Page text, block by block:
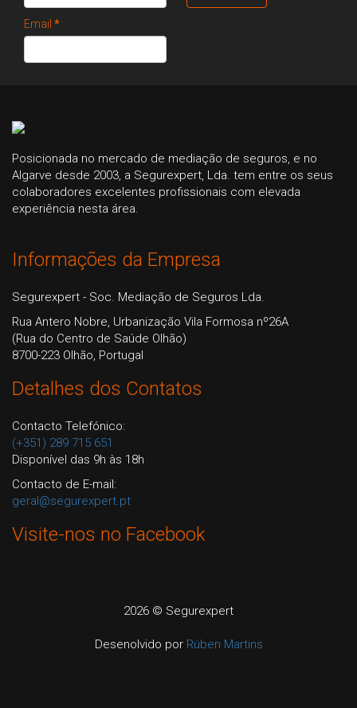
Email *
Posicionada no mercado de mediação de seguros, e no
Algarve desde 2003, a Segurexpert, Lda. tem entre os seus
colaboradores excelentes profissionais com elevada
experiência nesta área.
Informações da Empresa
Segurexpert - Soc. Mediação de Seguros Lda.
Rua Antero Nobre, Urbanização Vila Formosa nº26A
(Rua do Centro de Saúde Olhão)
8700-223 Olhão, Portugal
Detalhes dos Contatos
Contacto Telefónico:
(+351) 289 715 651
Disponível das 9h às 18h
Contacto de E-mail:
geral@segurexpert.pt
Visite-nos no Facebook
2026 © Segurexpert
Desenolvido por Rúben Martins